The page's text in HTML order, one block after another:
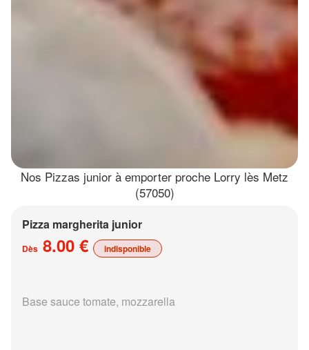
Nos Pizzas junior à emporter proche Lorry lès Metz
(57050)
Pizza margherita junior
Dès 8.00 € indisponible
Base sauce tomate, mozzarella